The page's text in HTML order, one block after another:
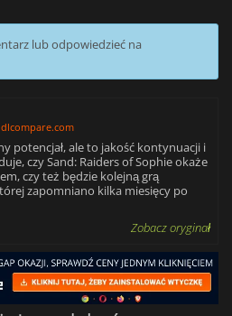
lub odpowiedzieć na
dlcompare.com
potencjał, ale to jakość kontynuacji i
czy Sand: Raiders of Sophie okaże
czy też będzie kolejną grą
zapomniano kilka miesięcy po
Zobacz oryginał